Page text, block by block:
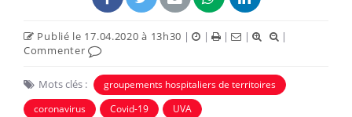
Publié le 17.04.2020 à 13h30 | | | |
|
Commenter
Mots clés :
groupements hospitaliers de territoires
coronavirus
Covid-19 UVA